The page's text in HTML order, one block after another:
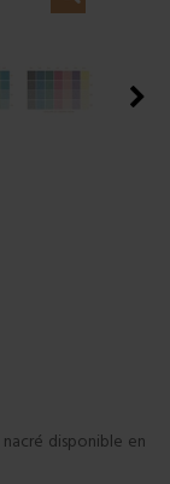
disponible en